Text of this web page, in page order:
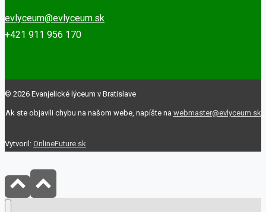
evlyceum@evlyceum.sk
+421 911 956 170
© 2026 Evanjelické lýceum v Bratislave
Ak ste objavili chybu na našom webe, napíšte na webmaster@evlyceum.sk
Vytvoril: OnlineFuture.sk